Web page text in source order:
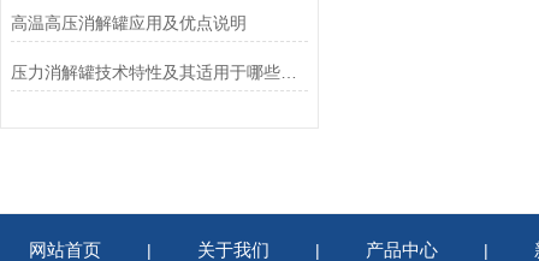
高温高压消解罐应用及优点说明
压力消解罐技术特性及其适用于哪些方面
网站首页 | 关于我们 | 产品中心 |